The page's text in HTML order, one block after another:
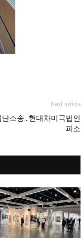
Next article
단소송…현대차미국법인
피소